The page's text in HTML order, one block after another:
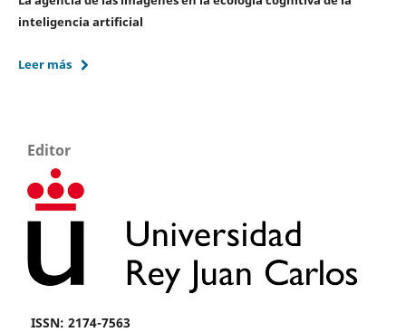
inteligencia artificial
Leer más
Editor
ISSN: 2174-7563